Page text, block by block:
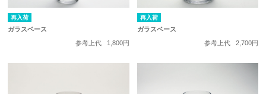
再入荷
ガラスベース
参考上代
1,800円
再入荷
ガラスベース
参考上代
2,700円